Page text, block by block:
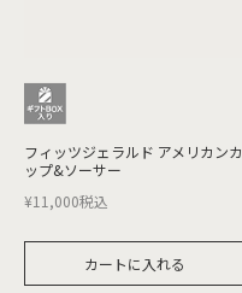
フィッツジェラルド アメリカンカ
ップ&ソーサー
¥11,000税込
カートに入れる